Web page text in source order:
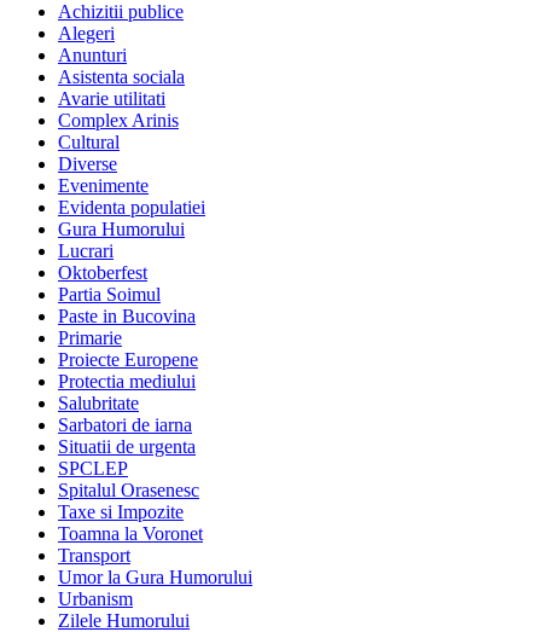
Achizitii publice
Alegeri
Anunturi
Asistenta sociala
Avarie utilitati
Complex Arinis
Cultural
Diverse
Evenimente
Evidenta populatiei
Gura Humorului
Lucrari
Oktoberfest
Partia Soimul
Paste in Bucovina
Primarie
Proiecte Europene
Protectia mediului
Salubritate
Sarbatori de iarna
Situatii de urgenta
SPCLEP
Spitalul Orasenesc
Taxe si Impozite
Toamna la Voronet
Transport
Umor la Gura Humorului
Urbanism
Zilele Humorului